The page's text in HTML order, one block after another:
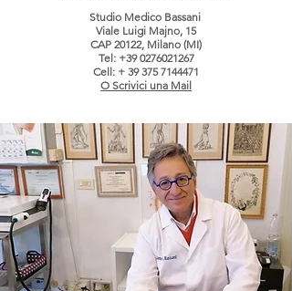
Studio Medico Bassani
Viale Luigi Majno, 15
CAP 20122, Milano (MI)
Tel: +39 0276021267
Cell: + 39 375 7144471
O Scrivici una Mail